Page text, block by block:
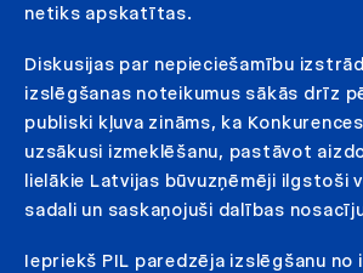
netiks apskatītas.
Diskusijas par nepieciešamību
izslēgšanas noteikumus sākās drīz
publiski kļuva zināms, ka
uzsākusi izmeklēšanu, pastāvot
lielākie Latvijas būvuzņēmēji ilgstoši
sadali un saskaņojuši dalības
Iepriekš PIL paredzēja izslēgšanu no